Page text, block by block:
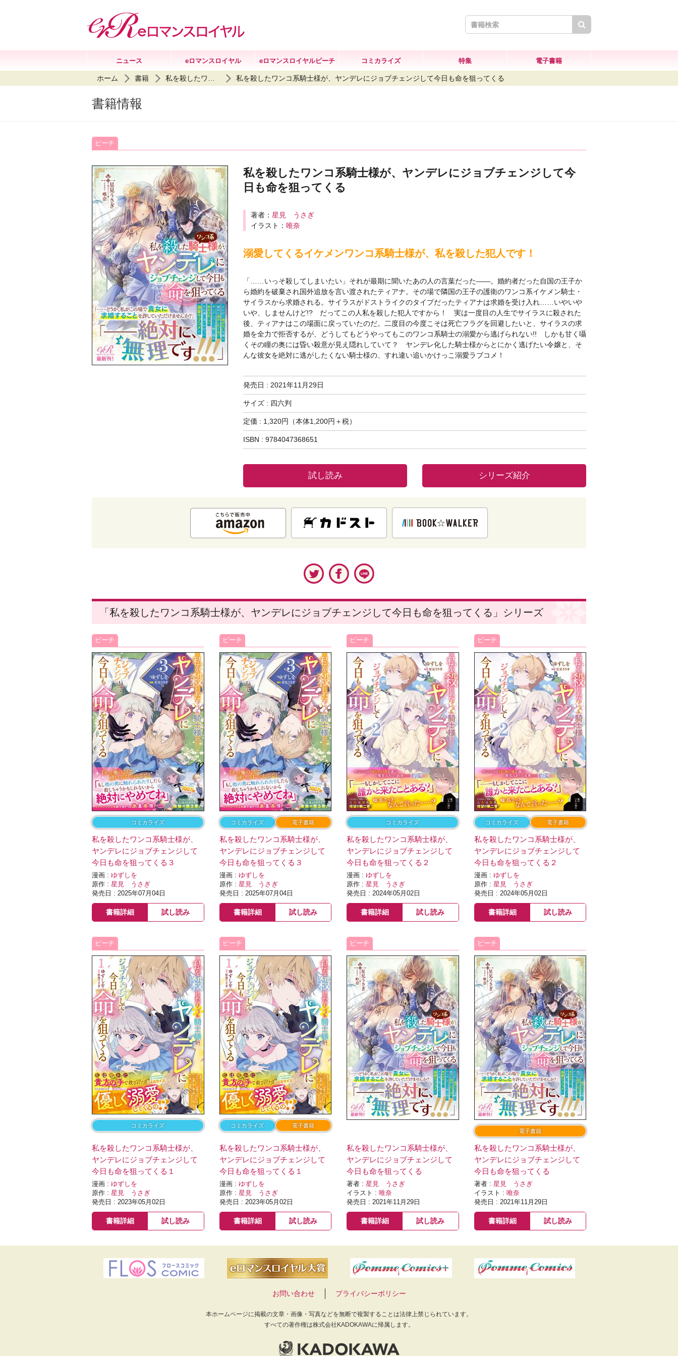
ニュース eロマンスロイヤル eロマンスロイヤルピーチ コミカライズ 特集 電子書籍
ホーム 書籍 私を殺したワンコ系騎士様が、ヤンデレにジョブチェンジして今日も命を狙ってくる
書籍情報
ピーチ
私を殺したワンコ系騎士様が、ヤンデレにジョブチェンジして今
日も命を狙ってくる
著者： 星見 うさぎ
イラスト： 唯奈
溺愛してくるイケメンワンコ系騎士様が、私を殺した犯人です！
「……いっそ殺してしまいたい」それが最期に聞いたあの人の言葉だった――。婚約者だった自国の王子か
ら婚約を破棄され国外追放を言い渡されたティアナ。その場で隣国の王子の護衛のワンコ系イケメン騎士・
サイラスから求婚される。サイラスがドストライクのタイプだったティアナは求婚を受け入れ……いやいや
いや、しませんけど!? だってこの人私を殺した犯人ですから！ 実は一度目の人生でサイラスに殺された
後、ティアナはこの場面に戻っていたのだ。二度目の今度こそは死亡フラグを回避したいと、サイラスの求
婚を全力で拒否するが、どうしてもどうやってもこのワンコ系騎士の溺愛から逃げられない!! しかも甘く囁
くその瞳の奥には昏い殺意が見え隠れしていて？ ヤンデレ化した騎士様からとにかく逃げたい令嬢と、そ
んな彼女を絶対に逃がしたくない騎士様の、すれ違い追いかけっこ溺愛ラブコメ！
発売日 : 2021年11月29日
サイズ : 四六判
定価 : 1,320円（本体1,200円＋税）
ISBN : 9784047368651
試し読み シリーズ紹介
「私を殺したワンコ系騎士様が、ヤンデレにジョブチェンジして今日も命を狙ってくる」シリーズ
ピーチ
コミカライズ
私を殺したワンコ系騎士様が、
ヤンデレにジョブチェンジして
今日も命を狙ってくる３
漫画 : ゆずしを
原作 : 星見 うさぎ
発売日 : 2025年07月04日
書籍詳細 試し読み
ピーチ
コミカライズ 電子書籍
私を殺したワンコ系騎士様が、
ヤンデレにジョブチェンジして
今日も命を狙ってくる３
漫画 : ゆずしを
原作 : 星見 うさぎ
発売日 : 2025年07月04日
書籍詳細 試し読み
ピーチ
コミカライズ
私を殺したワンコ系騎士様が、
ヤンデレにジョブチェンジして
今日も命を狙ってくる２
漫画 : ゆずしを
原作 : 星見 うさぎ
発売日 : 2024年05月02日
書籍詳細 試し読み
ピーチ
コミカライズ 電子書籍
私を殺したワンコ系騎士様が、
ヤンデレにジョブチェンジして
今日も命を狙ってくる２
漫画 : ゆずしを
原作 : 星見 うさぎ
発売日 : 2024年05月02日
書籍詳細 試し読み
ピーチ
コミカライズ
私を殺したワンコ系騎士様が、
ヤンデレにジョブチェンジして
今日も命を狙ってくる１
漫画 : ゆずしを
原作 : 星見 うさぎ
発売日 : 2023年05月02日
書籍詳細 試し読み
ピーチ
コミカライズ 電子書籍
私を殺したワンコ系騎士様が、
ヤンデレにジョブチェンジして
今日も命を狙ってくる１
漫画 : ゆずしを
原作 : 星見 うさぎ
発売日 : 2023年05月02日
書籍詳細 試し読み
ピーチ
私を殺したワンコ系騎士様が、
ヤンデレにジョブチェンジして
今日も命を狙ってくる
著者 : 星見 うさぎ
イラスト : 唯奈
発売日 : 2021年11月29日
書籍詳細 試し読み
ピーチ
電子書籍
私を殺したワンコ系騎士様が、
ヤンデレにジョブチェンジして
今日も命を狙ってくる
著者 : 星見 うさぎ
イラスト : 唯奈
発売日 : 2021年11月29日
書籍詳細 試し読み
お問い合わせ プライバシーポリシー
本ホームページに掲載の文章・画像・写真などを無断で複製することは法律上禁じられています。
すべての著作権は株式会社KADOKAWAに帰属します。